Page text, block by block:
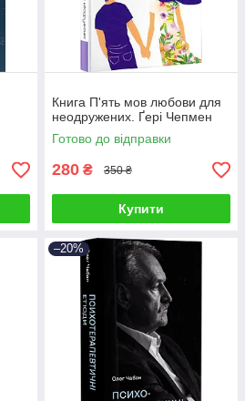
Книга П'ять мов любови для
неодружених. Ґері Чепмен
Готово до відправки
280 ₴ 350 ₴
Купити
–20%